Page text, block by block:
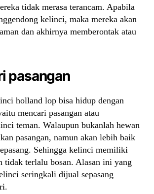
tidak merasa terancam. Apabila
kelinci, maka mereka akan
dan akhirnya memberontak atau
pasangan
holland lop bisa hidup dengan
mencari pasangan atau
teman. Walaupun bukanlah hewan
pasangan, namun akan lebih baik
Sehingga kelinci memiliki
tidak terlalu bosan. Alasan ini yang
seringkali dijual sepasang